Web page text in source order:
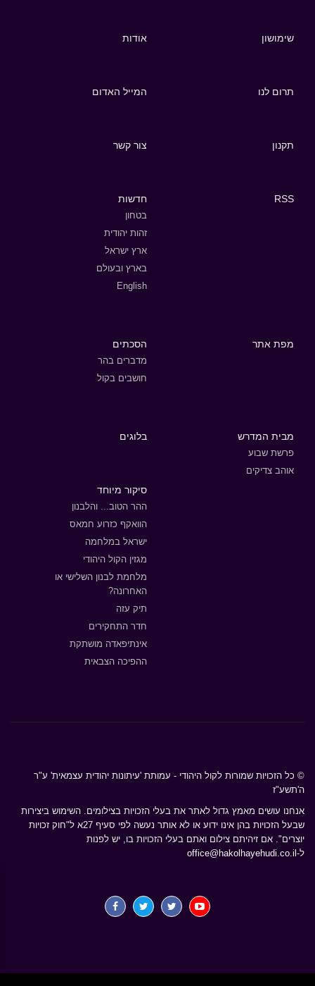
שימושון אודות
תרום לנו המייל האדום
תקנון צור קשר
RSS חדשות
בטחון
זהות יהודית
ארץ ישראל
בארץ ובעולם
English
מפת אתר הסכתים
מדברים בהר
חושבים בקול
מבית המדרש
פרשת שבוע
אוהב צדיקים
בלוגים
סיקור מיוחד
ההר הטוב... והלבנון
הוואקף כזרוע חמאס
ישראל במלחמה
מגזין הקול היהודי
מלחמת לבנון השלישי או
האחרונה?
תיק עזה
חדר התחקירים
אינתיפאדה מושתקת
ההפיכה הצבאית
© כל הזכויות שמורות לקול היהודי - עמותת 'עיתונות יהודית עצמאית' ע"ר
ה'תשע"ז
אנחנו עושים מאמץ גדול לאתר את בעלי הזכויות בצילומים. השימוש ביצירות
שבעל הזכויות בהן אינו ידוע או לא אותר נעשה לפי סעיף 27א ל"חוק זכויות
יוצרים". אם זיהיתם צילום ואתם בעלי הזכויות בו, יש לפנות
ל- office@hakolhayehudi.co.il